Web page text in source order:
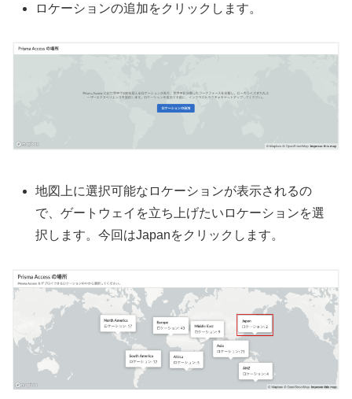
ロケーションの追加をクリックします。
地図上に選択可能なロケーションが表示されるの
で、ゲートウェイを立ち上げたいロケーションを選
択します。今回はJapanをクリックします。